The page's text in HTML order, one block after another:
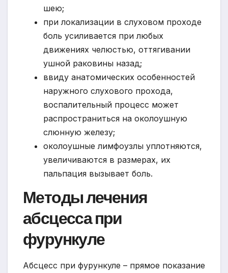
шею;
при локализации в слуховом проходе
боль усиливается при любых
движениях челюстью, оттягивании
ушной раковины назад;
ввиду анатомических особенностей
наружного слухового прохода,
воспалительный процесс может
распространиться на околоушную
слюнную железу;
околоушные лимфоузлы уплотняются,
увеличиваются в размерах, их
пальпация вызывает боль.
Методы лечения
абсцесса при
фурункуле
Абсцесс при фурункуле – прямое показание